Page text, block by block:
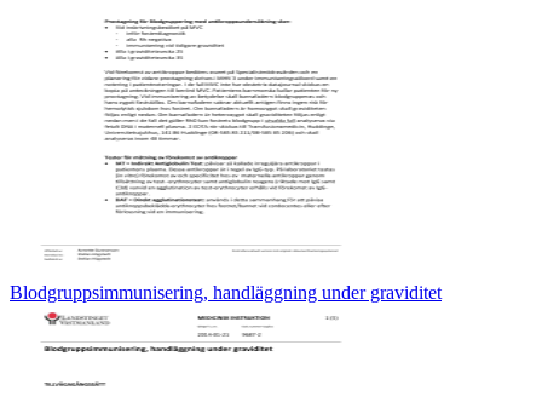
Blodgruppsimmunisering, handläggning under graviditet